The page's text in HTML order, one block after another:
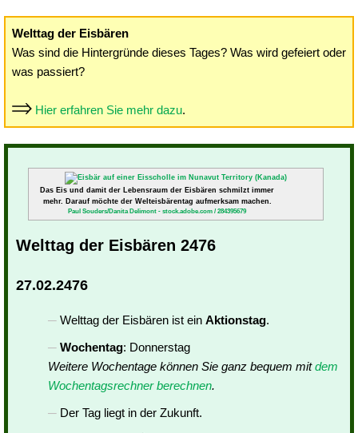
Welttag der Eisbären
Was sind die Hintergründe dieses Tages? Was wird gefeiert oder
was passiert?
Hier erfahren Sie mehr dazu.
Das Eis und damit der Lebensraum der Eisbären schmilzt immer
mehr. Darauf möchte der Welteisbärentag aufmerksam machen.
Paul Souders/Danita Delimont - stock.adobe.com / 284395679
Welttag der Eisbären 2476
27.02.2476
Welttag der Eisbären ist ein Aktionstag.
Wochentag: Donnerstag
Weitere Wochentage können Sie ganz bequem mitdem
Wochentagsrechner berechnen.
Der Tag liegt in der Zukunft.